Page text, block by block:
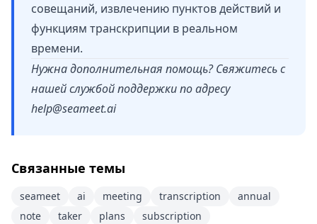
совещаний, извлечению пунктов действий и
функциям транскрипции в реальном
времени.
Нужна дополнительная помощь? Свяжитесь с
нашей службой поддержки по адресу
help@seameet.ai
Связанные темы
seameet ai meeting transcription
annual
note
taker plans subscription